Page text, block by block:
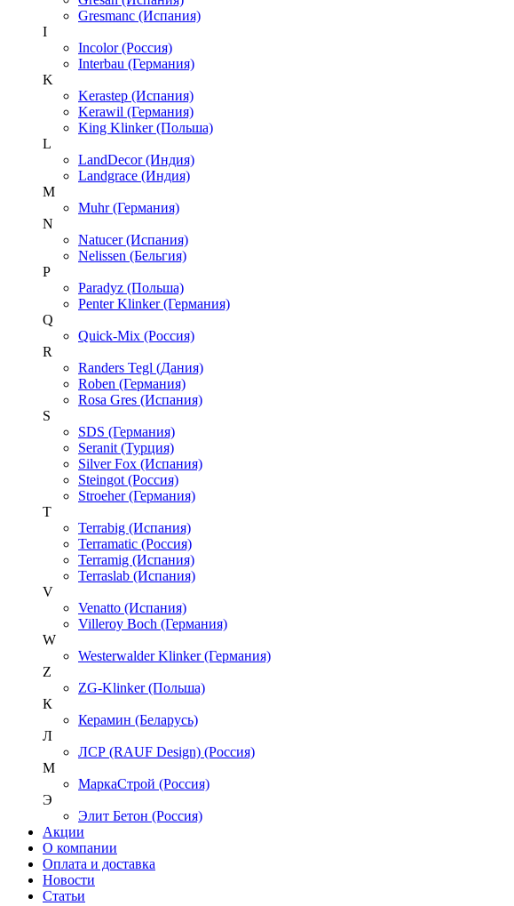
Gresmanc (Испания)
I
Incolor (Россия)
Interbau (Германия)
K
Kerastep (Испания)
Kerawil (Германия)
King Klinker (Польша)
L
LandDecor (Индия)
Landgrace (Индия)
M
Muhr (Германия)
N
Natucer (Испания)
Nelissen (Бельгия)
P
Paradyz (Польша)
Penter Klinker (Германия)
Q
Quick-Mix (Россия)
R
Randers Tegl (Дания)
Roben (Германия)
Rosa Gres (Испания)
S
SDS (Германия)
Seranit (Турция)
Silver Fox (Испания)
Steingot (Россия)
Stroeher (Германия)
T
Terrabig (Испания)
Terramatic (Россия)
Terramig (Испания)
Terraslab (Испания)
V
Venatto (Испания)
Villeroy Boch (Германия)
W
Westerwalder Klinker (Германия)
Z
ZG-Klinker (Польша)
К
Керамин (Беларусь)
Л
ЛСР (RAUF Design) (Россия)
М
МаркаСтрой (Россия)
Э
Элит Бетон (Россия)
Акции
О компании
Оплата и доставка
Новости
Статьи